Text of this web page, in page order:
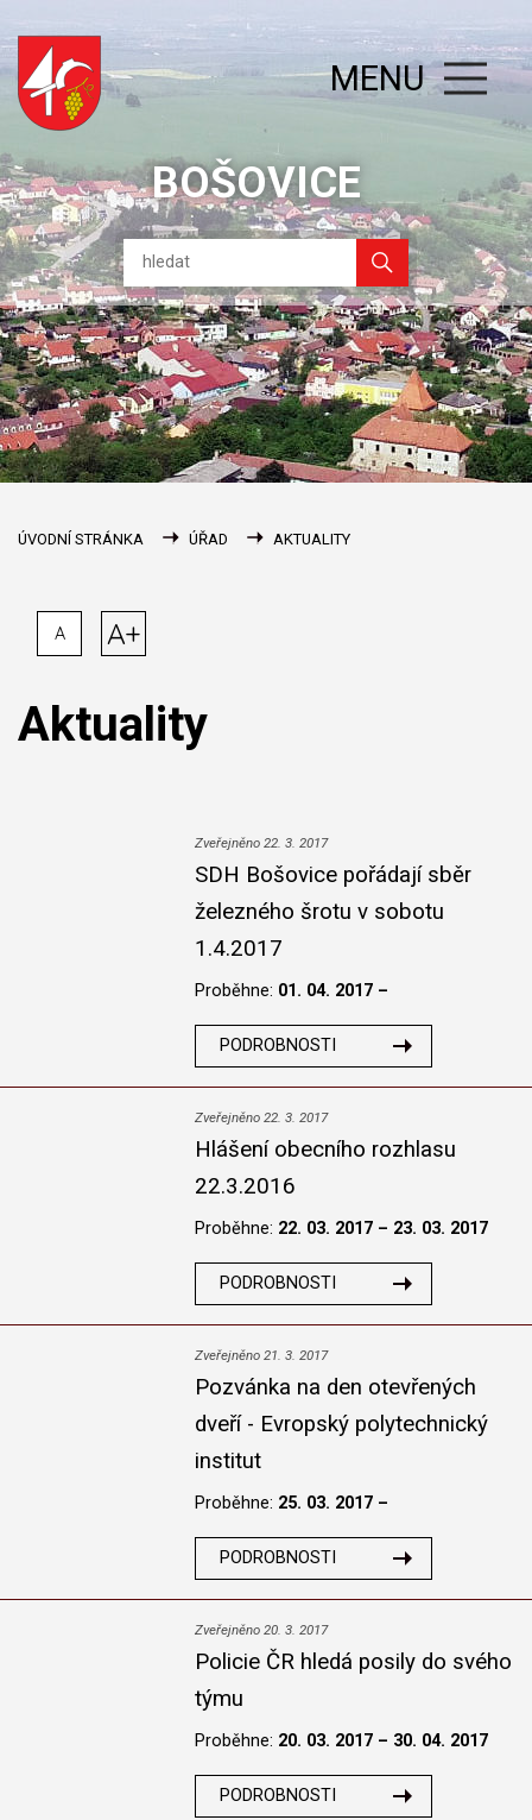
BOŠOVICE
MENU
ÚVODNÍ STRÁNKA ÚŘAD AKTUALITY
A A+
Aktuality
Zveřejněno 22. 3. 2017
SDH Bošovice pořádají sběr
železného šrotu v sobotu
1.4.2017
Proběhne: 01. 04. 2017 –
PODROBNOSTI
Zveřejněno 22. 3. 2017
Hlášení obecního rozhlasu
22.3.2016
Proběhne: 22. 03. 2017 – 23. 03. 2017
PODROBNOSTI
Zveřejněno 21. 3. 2017
Pozvánka na den otevřených
dveří - Evropský polytechnický
institut
Proběhne: 25. 03. 2017 –
PODROBNOSTI
Zveřejněno 20. 3. 2017
Policie ČR hledá posily do svého
týmu
Proběhne: 20. 03. 2017 – 30. 04. 2017
PODROBNOSTI